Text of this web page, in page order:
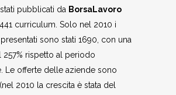
pubblicati da BorsaLavoro
curriculum. Solo nel 2010 i
sono stati 1690, con una
257% rispetto al periodo
Le offerte delle aziende sono
2010 la crescita è stata del